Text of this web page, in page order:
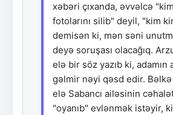
xəbəri çıxanda, əvvəlcə
fotolarını silib" deyil, "kim
demisən ki, mən səni
deyə soruşası olacağıq.
elə bir söz yazıb ki, adamın
gəlmir nəyi qəsd edir.
elə Sabancı ailəsinin
"oyanıb" evlənmək istəyir,